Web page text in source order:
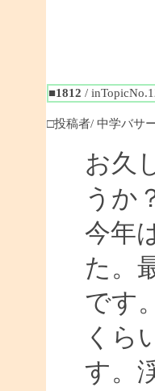
■1812 /
□投稿者/ 中学バサ
お久
うか
今年
た。
です
くら
す。